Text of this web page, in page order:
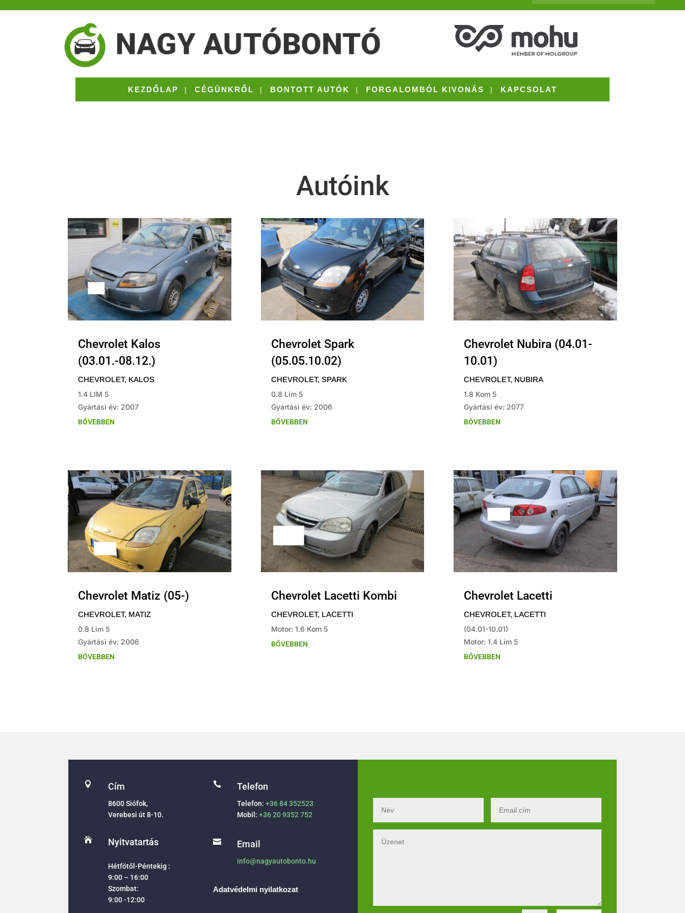
KEZDŐLAP CÉGÜNKRŐL BONTOTT AUTÓK FORGALOMBÓL KIVONÁS KAPCSOLAT
Autóink
Chevrolet Kalos
(03.01.-08.12.)
CHEVROLET, KALOS
1.4 LIM 5
Gyártási év: 2007
BŐVEBBEN
Chevrolet Matiz (05-)
CHEVROLET, MATIZ
0.8 Lim 5
Gyártási év: 2006
BŐVEBBEN
Chevrolet Spark
(05.05.10.02)
CHEVROLET, SPARK
0.8 Lim 5
Gyártási év: 2006
BŐVEBBEN
Chevrolet Lacetti Kombi
CHEVROLET, LACETTI
Motor: 1.6 Kom 5
BŐVEBBEN
Chevrolet Nubira (04.01-
10.01)
CHEVROLET, NUBIRA
1.8 Kom 5
Gyártási év: 2077
BŐVEBBEN
Chevrolet Lacetti
CHEVROLET, LACETTI
(04.01-10.01)
Motor: 1.4 Lim 5
BŐVEBBEN
 Cím
8600 Siófok,
Verebesi út 8-10.
 Nyitvatartás
Hétfötől-Péntekig :
9:00 – 16:00
Szombat:
9:00 -12:00
 Telefon
Telefon:+36 84 352523
Mobil:+36 20 9352 752
 Email
info@nagyautobonto.hu
Adatvédelmi nyilatkozat